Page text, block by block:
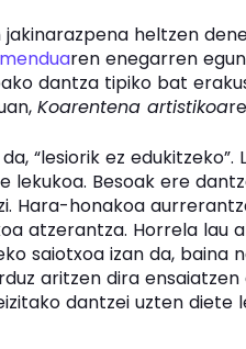
heltzen
ren enegarren
dantza tipiko bat
Koarentena artistikoa
“lesiorik ez
Besoak ere
Hara-honakoa
atzerantza. Horrela lau
saiotxoa izan da, baina
aritzen dira
dantzei uzten diete